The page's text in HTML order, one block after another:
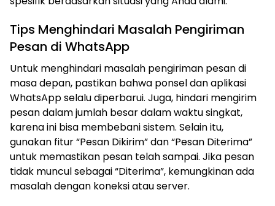
Tips Menghindari Masalah Pengiriman
Pesan di WhatsApp
Untuk menghindari masalah pengiriman pesan di
masa depan, pastikan bahwa ponsel dan aplikasi
WhatsApp selalu diperbarui. Juga, hindari mengirim
pesan dalam jumlah besar dalam waktu singkat,
karena ini bisa membebani sistem. Selain itu,
gunakan fitur “Pesan Dikirim” dan “Pesan Diterima”
untuk memastikan pesan telah sampai. Jika pesan
tidak muncul sebagai “Diterima”, kemungkinan ada
masalah dengan koneksi atau server.